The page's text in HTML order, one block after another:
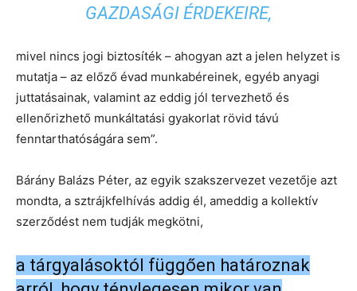
GAZDASÁGI ÉRDEKEIRE,
mivel nincs jogi biztosíték – ahogyan azt a jelen helyzet is
mutatja – az előző évad munkabéreinek, egyéb anyagi
juttatásainak, valamint az eddig jól tervezhető és
ellenőrizhető munkáltatási gyakorlat rövid távú
fenntarthatóságára sem”.
Bárány Balázs Péter, az egyik szakszervezet vezetője azt
mondta, a sztrájkfelhívás addig él, ameddig a kollektív
szerződést nem tudják megkötni,
a tárgyalásoktól függően határoznak